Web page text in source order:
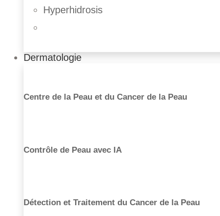
Hyperhidrosis
Dermatologie
Centre de la Peau et du Cancer de la Peau
Contrôle de Peau avec IA
Détection et Traitement du Cancer de la Peau